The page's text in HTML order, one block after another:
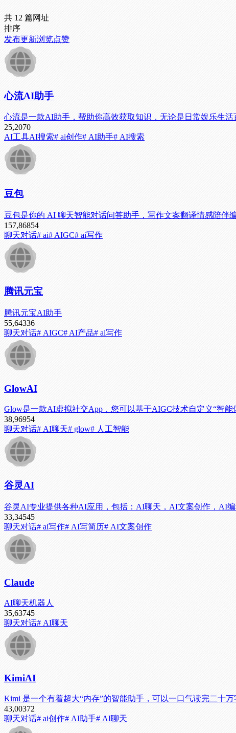
共 12 篇网址
排序
发布更新浏览点赞
心流AI助手
心流是一款AI助手，帮助你高效获取知识，无论是日常娱乐生
25,2070
AI工具AI搜索# ai创作# AI助手# AI搜索
豆包
豆包是你的 AI 聊天智能对话问答助手，写作文案翻译情感陪伴
157,86854
聊天对话# ai# AIGC# ai写作
腾讯元宝
腾讯元宝AI助手
55,64336
聊天对话# AIGC# AI产品# ai写作
GlowAI
Glow是一款AI虚拟社交App，您可以基于AIGC技术自定义“智
38,96954
聊天对话# AI聊天# glow# 人工智能
谷灵AI
谷灵AI专业提供各种AI应用，包括：AI聊天，AI文案创作，AI
33,34545
聊天对话# ai写作# AI写简历# AI文案创作
Claude
AI聊天机器人
35,63745
聊天对话# AI聊天
KimiAI
Kimi 是一个有着超大“内存”的智能助手，可以一口气读完二十
43,00372
聊天对话# ai创作# AI助手# AI聊天